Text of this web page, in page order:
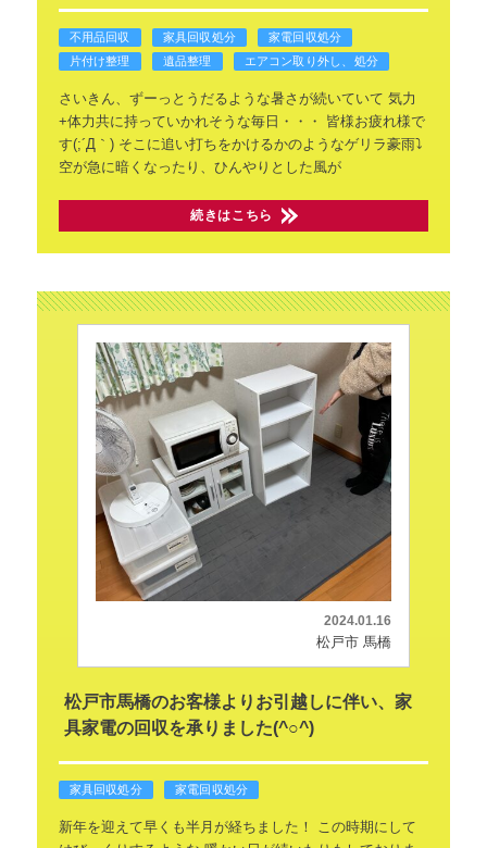
不用品回収 家具回収処分
家電回収処分
片付け整理
遺品整理 エアコン取り外し、処分
さいきん、ずーっとうだるような暑さが続いていて 気力
+体力共に持っていかれそうな毎日・・・
皆様お疲れ様で
す(;´Д｀) そこに追い打ちをかけるかのようなゲリラ豪雨⤵
空が急に暗くなったり、ひんやりとした風が
続きはこちら
2024.01.16
松戸市 馬橋
松戸市馬橋のお客様よりお引越しに伴い、家
具家電の回収を承りました(^○^)
家具回収処分 家電回収処分
新年を迎えて早くも半月が経ちました！
この時期にして